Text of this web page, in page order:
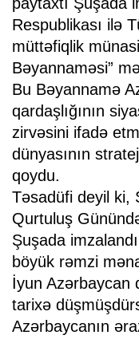
Respublikası ilə
müttəfiqlik
Bəyannaməsi”
Bu Bəyannamə
qardaşlığının
zirvəsini ifadə
dünyasının
qoydu.
Təsadüfi deyil ki,
Qurtuluş
Şuşada
böyük rəmzi
İyun Azərbaycan
tarixə
Azərbaycanın